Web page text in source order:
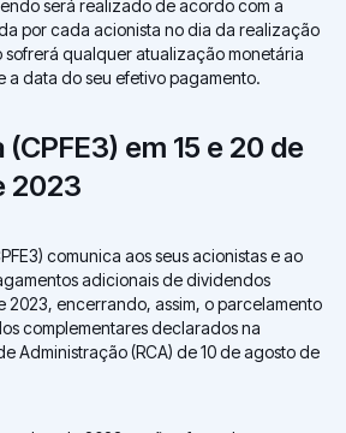
será realizado de acordo com a
por cada acionista no dia da realização
sofrerá qualquer atualização monetária
a data do seu efetivo pagamento.
(CPFE3) em 15 e 20 de
2023
comunica aos seus acionistas e ao
adicionais de dividendos
2023, encerrando, assim, o parcelamento
complementares declarados na
Administração (RCA) de 10 de agosto de